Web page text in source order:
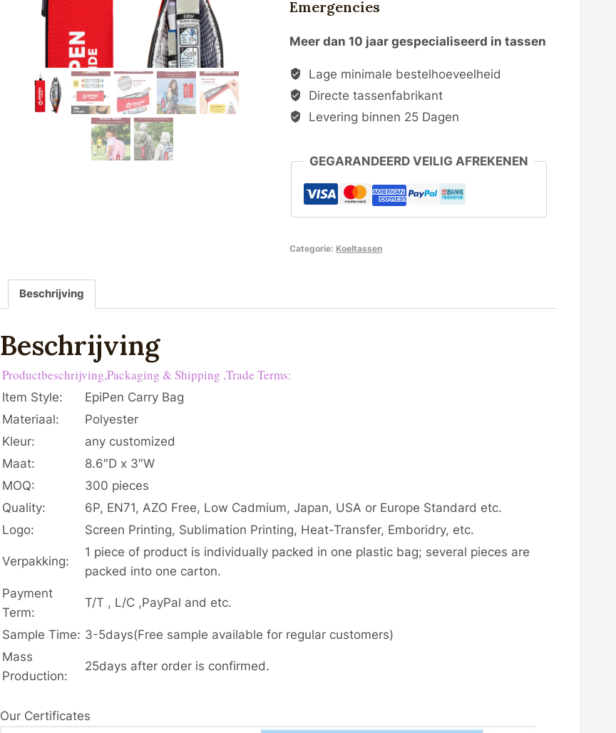
Emergencies
Meer dan 10 jaar gespecialiseerd in tassen
Lage minimale bestelhoeveelheid
Directe tassenfabrikant
Levering binnen 25 Dagen
GEGARANDEERD VEILIG AFREKENEN
Categorie:Koeltassen
Beschrijving
Beschrijving
Productbeschrijving,Packaging & Shipping ,Trade Terms:
Item Style:
EpiPen Carry Bag
Materiaal:
Polyester
Kleur:
any customized
Maat:
8.6″D x 3″W
MOQ:
300 pieces
Quality:
6P, EN71, AZO Free, Low Cadmium, Japan, USA or Europe Standard etc.
Logo:
Screen Printing, Sublimation Printing, Heat-Transfer, Emboridry, etc.
Verpakking:
1 piece of product is individually packed in one plastic bag; several pieces are
packed into one carton.
Payment
Term:
T/T , L/C ,PayPal and etc.
Sample Time: 3-5days(Free sample available for regular customers)
Mass
Production:
25days after order is confirmed.
Our Certificates